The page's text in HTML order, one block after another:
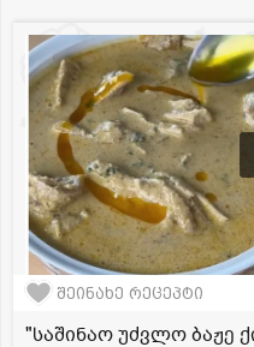
შეინახე რეცეპტი
"საშინაო უძვლო ბაჟე